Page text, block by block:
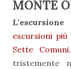
MONTE
escursioni
Sette Comuni
tristemente